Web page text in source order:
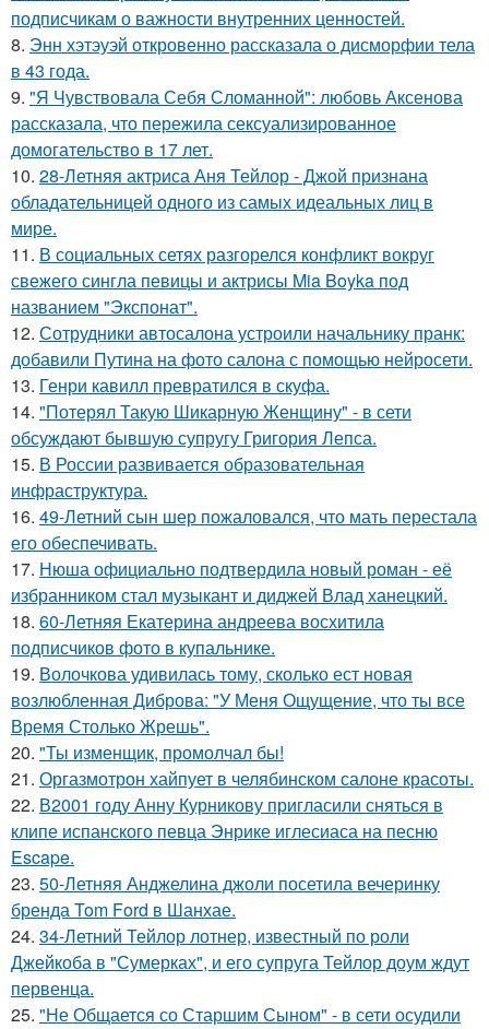
подписчикам о важности внутренних ценностей.
8. Энн хэтэуэй откровенно рассказала о дисморфии тела
в 43 года.
9. "Я Чувствовала Себя Сломанной": любовь Аксенова
рассказала, что пережила сексуализированное
домогательство в 17 лет.
10. 28-Летняя актриса Аня Тейлор - Джой признана
обладательницей одного из самых идеальных лиц в
мире.
11. В социальных сетях разгорелся конфликт вокруг
свежего сингла певицы и актрисы Mia Boyka под
названием "Экспонат".
12. Сотрудники автосалона устроили начальнику пранк:
добавили Путина на фото салона с помощью нейросети.
13. Генри кавилл превратился в скуфа.
14. "Потерял Такую Шикарную Женщину" - в сети
обсуждают бывшую супругу Григория Лепса.
15. В России развивается образовательная
инфраструктура.
16. 49-Летний сын шер пожаловался, что мать перестала
его обеспечивать.
17. Нюша официально подтвердила новый роман - её
избранником стал музыкант и диджей Влад ханецкий.
18. 60-Летняя Екатерина андреева восхитила
подписчиков фото в купальнике.
19. Волочкова удивилась тому, сколько ест новая
возлюбленная Диброва: "У Меня Ощущение, что ты все
Время Столько Жрешь".
20. "Ты изменщик, промолчал бы!
21. Оргазмотрон хайпует в челябинском салоне красоты.
22. В2001 году Анну Курникову пригласили сняться в
клипе испанского певца Энрике иглесиаса на песню
Escape.
23. 50-Летняя Анджелина джоли посетила вечеринку
бренда Tom Ford в Шанхае.
24. 34-Летний Тейлор лотнер, известный по роли
Джейкоба в "Сумерках", и его супруга Тейлор доум ждут
первенца.
25. "Не Общается со Старшим Сыном" - в сети осудили